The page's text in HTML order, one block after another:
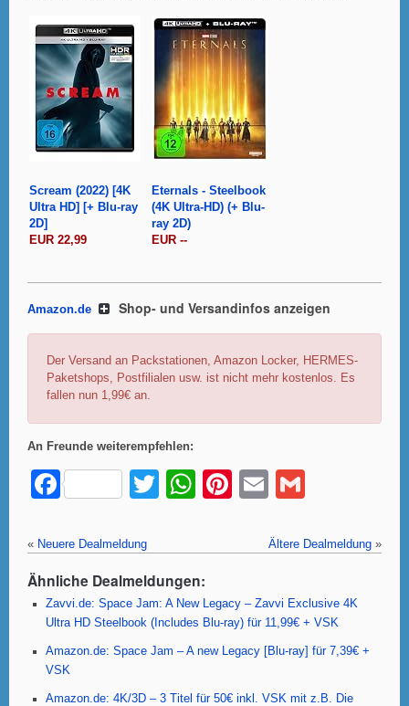
Scream (2022) [4K
Ultra HD] [+ Blu-ray
2D]
EUR 22,99
Eternals - Steelbook
(4K Ultra-HD) (+ Blu-
ray 2D)
EUR --
Amazon.de Shop- und Versandinfos anzeigen
Der Versand an Packstationen, Amazon Locker, HERMES-
Paketshops, Postfilialen usw. ist nicht mehr kostenlos. Es
fallen nun 1,99€ an.
An Freunde weiterempfehlen:
F
c
e
b
o
o
k
T
er
W
s
A
p
p
Pi
st
E
ail ail
« Neuere Dealmeldung Ältere Dealmeldung »
Ähnliche Dealmeldungen:
Zavvi.de: Space Jam: A New Legacy – Zavvi Exclusive 4K
Ultra HD Steelbook (Includes Blu-ray) für 11,99€ + VSK
Amazon.de: Space Jam – A new Legacy [Blu-ray] für 7,39€ +
VSK
Amazon.de: 4K/3D – 3 Titel für 50€ inkl. VSK mit z.B. Die